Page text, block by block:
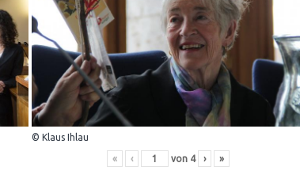
© Klaus Ihlau
« ‹ von 4 › »